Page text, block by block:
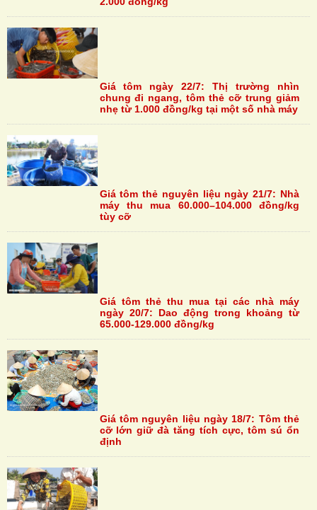
Giá tôm ngày 22/7: Thị trường nhìn
chung đi ngang, tôm thẻ cỡ trung giảm
nhẹ từ 1.000 đồng/kg tại một số nhà máy
Giá tôm thẻ nguyên liệu ngày 21/7: Nhà
máy thu mua 60.000–104.000 đồng/kg
tùy cỡ
Giá tôm thẻ thu mua tại các nhà máy
ngày 20/7: Dao động trong khoảng từ
65.000-129.000 đồng/kg
Giá tôm nguyên liệu ngày 18/7: Tôm thẻ
cỡ lớn giữ đà tăng tích cực, tôm sú ổn
định